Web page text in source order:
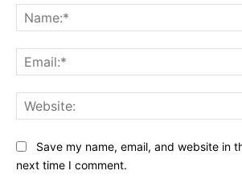
Save my name, email, and website in
next time I comment.